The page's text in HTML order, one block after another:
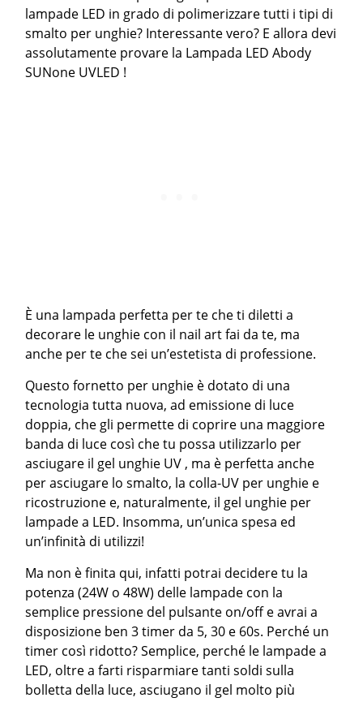
lampade LED in grado di polimerizzare tutti i tipi di
smalto per unghie? Interessante vero? E allora devi
assolutamente provare la Lampada LED Abody
SUNone UVLED !
È una lampada perfetta per te che ti diletti a
decorare le unghie con il nail art fai da te, ma
anche per te che sei un’estetista di professione.
Questo fornetto per unghie è dotato di una
tecnologia tutta nuova, ad emissione di luce
doppia, che gli permette di coprire una maggiore
banda di luce così che tu possa utilizzarlo per
asciugare il gel unghie UV , ma è perfetta anche
per asciugare lo smalto, la colla-UV per unghie e
ricostruzione e, naturalmente, il gel unghie per
lampade a LED. Insomma, un’unica spesa ed
un’infinità di utilizzi!
Ma non è finita qui, infatti potrai decidere tu la
potenza (24W o 48W) delle lampade con la
semplice pressione del pulsante on/off e avrai a
disposizione ben 3 timer da 5, 30 e 60s. Perché un
timer così ridotto? Semplice, perché le lampade a
LED, oltre a farti risparmiare tanti soldi sulla
bolletta della luce, asciugano il gel molto più